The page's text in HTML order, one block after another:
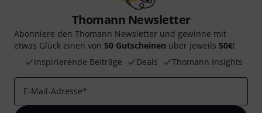
Thomann Newsletter
Abonniere den Thomann Newsletter und gewinne mit
etwas Glück einen von 50 Gutscheinen über jeweils 50€!
Inspirierende Beiträge
Deals Thomann Insights
E-Mail-Adresse*